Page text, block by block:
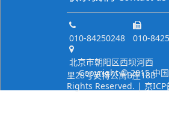
010-84250248 010-
北京市朝阳区西坝河西
里28号英特公寓B座18B
Copyright © 2015 中国
Rights Reserved. | 京ICP